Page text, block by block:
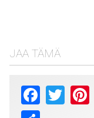
JAA TÄMÄ
Facebook
Twitter
Share